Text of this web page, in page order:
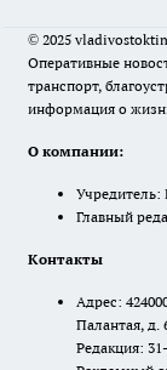
© 2025
Оперативные
транспорт,
информация о
О компании:
Главный
Контакты
Адрес:
Палантая, д.
Редакция: